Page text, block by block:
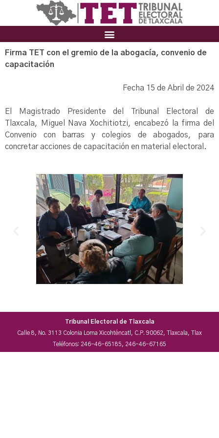
Firma TET con el gremio de la abogacía, convenio de
capacitación
Fecha 15 de Abril de 2024
El Magistrado Presidente del Tribunal Electoral de
Tlaxcala, Miguel Nava Xochitiotzi, encabezó la firma del
Convenio con barras y colegios de abogados, para
concretar acciones de capacitación en material electoral.
Tribunal Electoral de Tlaxcala
Calle 8, No. 3113 Colonia Loma Xicohténcatl, C.P. 90062, Tlaxcala, Tlax
Teléfonos: 246-46-65185, 246-46-67165